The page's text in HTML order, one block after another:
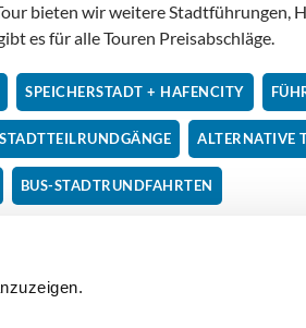
bieten wir weitere
es für alle Touren Preisabschläge.
SPEICHERSTADT + HAFENCITY
STADTTEILRUNDGÄNGE ALTERNATIVE
BUS-STADTRUNDFAHRTEN